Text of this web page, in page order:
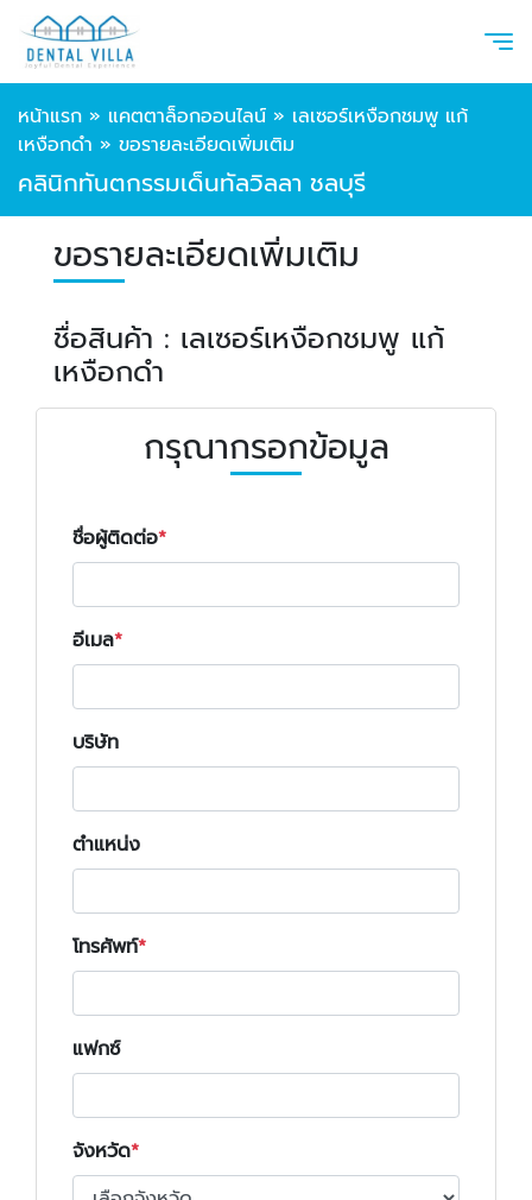
หน้าแรก » แคตตาล็อกออนไลน์ » เลเซอร์เหงือกชมพู แก้
เหงือกดำ » ขอรายละเอียดเพิ่มเติม
คลินิกทันตกรรมเด็นทัลวิลลา ชลบุรี
ขอรายละเอียดเพิ่มเติม
ชื่อสินค้า : เลเซอร์เหงือกชมพู แก้
เหงือกดำ
กรุณากรอกข้อมูล
ชื่อผู้ติดต่อ
อีเมล
บริษัท
ตำแหน่ง
โทรศัพท์
แฟกซ์
จังหวัด